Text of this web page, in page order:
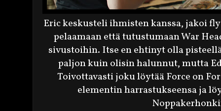
Eric keskusteli ihmisten kanssa, jakoi
pelaamaan että tutustumaan War
sivustoihin. Itse en ehtinyt olla
paljon kuin olisin halunnut, mutta
Toivottavasti joku löytää Force on
elementin harrastukseensa ja